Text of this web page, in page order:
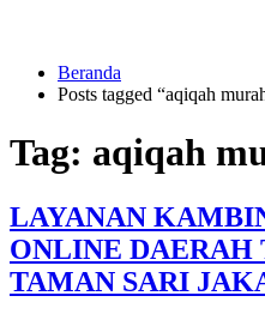
HUBUNGI
KAMI
Beranda
Posts tagged “aqiqah
Tag: aqiqah
LAYANAN
ONLINE DAERAH
TAMAN SARI